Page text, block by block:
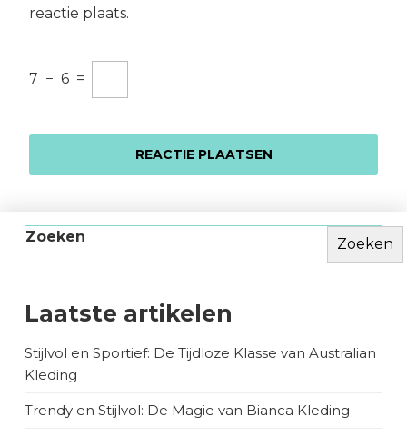
reactie plaats.
7 − 6 =
Zoeken Zoeken
Laatste artikelen
Stijlvol en Sportief: De Tijdloze Klasse van Australian
Kleding
Trendy en Stijlvol: De Magie van Bianca Kleding